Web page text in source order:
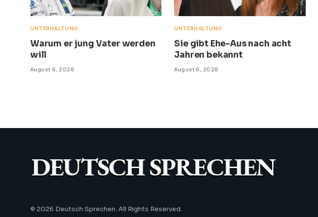
UNTERHALTUNG
Warum er jung Vater werden
will
August 6, 2026
UNTERHALTUNG
Sie gibt Ehe-Aus nach acht
Jahren bekannt
August 6, 2026
© 2026 Deutsch Sprechen. All Rights Reserved.